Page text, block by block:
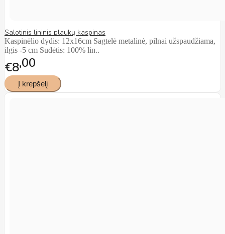
Salotinis lininis plaukų kaspinas
Kaspinėlio dydis: 12x16cm Sagtelė metalinė, pilnai užspaudžiama,
ilgis -5 cm Sudėtis: 100% lin..
€800